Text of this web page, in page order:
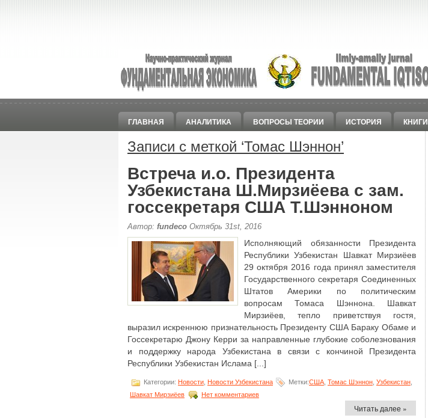
ГЛАВНАЯ АНАЛИТИКА ВОПРОСЫ ТЕОРИИ ИСТОРИЯ КНИГИ
Записи с меткой ‘Томас Шэннон’
Встреча и.о. Президента
Узбекистана Ш.Мирзиёева с зам.
госсекретаря США Т.Шэнноном
Автор: fundeco Октябрь 31st, 2016
Исполняющий обязанности Президента
Республики Узбекистан Шавкат Мирзиёев
29 октября 2016 года принял заместителя
Государственного секретаря Соединенных
Штатов Америки по политическим
вопросам Томаса Шэннона. Шавкат
Мирзиёев, тепло приветствуя гостя,
выразил искреннюю признательность Президенту США Бараку Обаме и
Госсекретарю Джону Керри за направленные глубокие соболезнования
и поддержку народа Узбекистана в связи с кончиной Президента
Республики Узбекистан Ислама [...]
Категории: Новости Новости Узбекистана Метки:США Томас Шэннон Узбекистан
Шавкат Мирзиёев
Нет комментариев
Читать далее »